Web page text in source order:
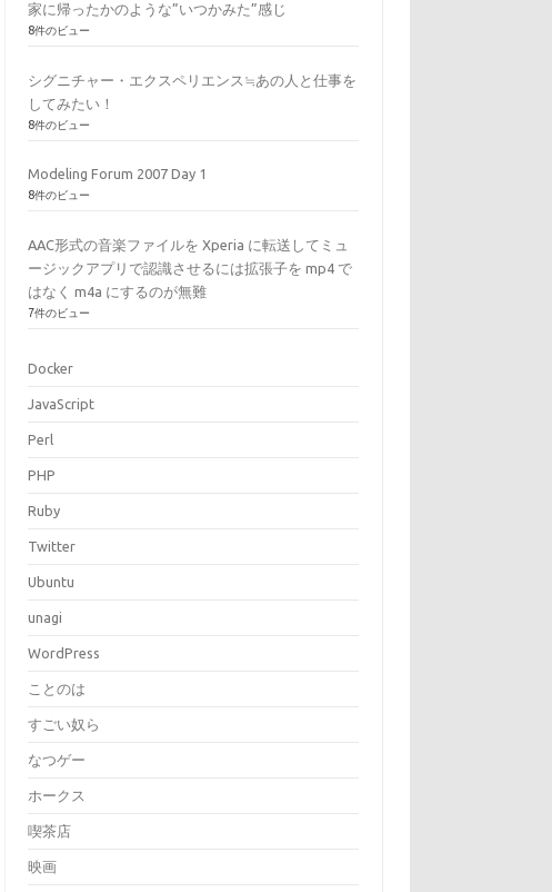
家に帰ったかのような”いつかみた”感じ
8件のビュー
シグニチャー・エクスペリエンス≒あの人と仕事を
してみたい！
8件のビュー
Modeling Forum 2007 Day 1
8件のビュー
AAC形式の音楽ファイルを Xperia に転送してミュ
ージックアプリで認識させるには拡張子を mp4 で
はなく m4a にするのが無難
7件のビュー
Docker
JavaScript
Perl
PHP
Ruby
Twitter
Ubuntu
unagi
WordPress
ことのは
すごい奴ら
なつゲー
ホークス
喫茶店
映画